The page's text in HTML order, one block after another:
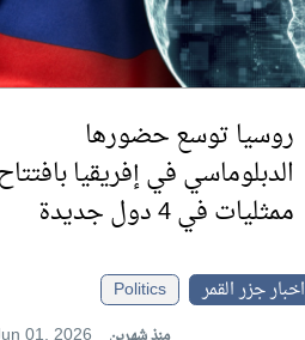
روسيا توسع حضورها
الدبلوماسي في إفريقيا
ممثليات في 4 دول جديدة
اخبار جزر القمر
Politics